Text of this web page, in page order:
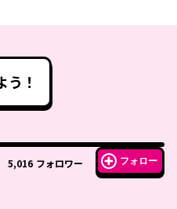
う！
5,016 フォロワー フォロー